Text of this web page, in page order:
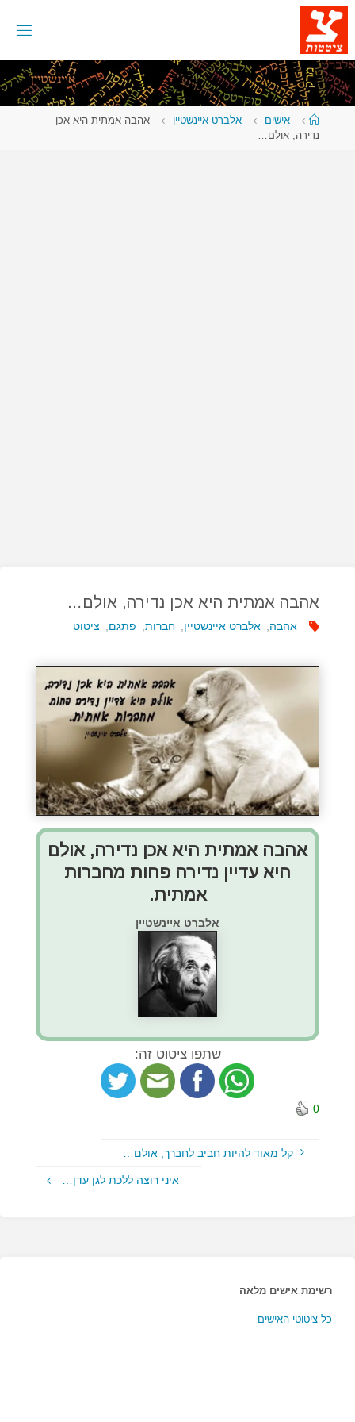
דלגו
לתוכן
עמוד
ראשי
אישים אלברט איינשטיין
אהבה אמתית היא אכן
נדירה, אולם…
אהבה אמתית היא אכן נדירה, אולם…
אהבה אלברט איינשטיין חברות פתגם ציטוט
אהבה אמתית היא אכן נדירה, אולם
היא עדיין נדירה פחות מחברות
אמתית.
אלברט איינשטיין
שתפו ציטוט זה:
0
קל מאוד להיות חביב לחברך, אולם…
איני רוצה ללכת לגן עדן…
רשימת אישים מלאה
כל ציטוטי האישים